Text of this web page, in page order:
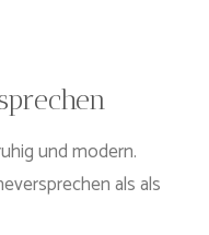
und modern.
als als